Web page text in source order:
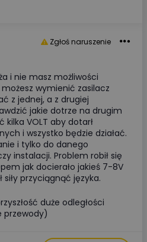
Zgłoś naruszenie
i nie masz możliwości
wymienić zasilacz
z jednej, a z drugiej
jakie dotrze na drugim
VOLT aby dotarł
i wszystko będzie działać.
i tylko do danego
instalacji. Problem robił się
jak docierało jakieś 7-8V
siły przyciągnąć języka.
duże odległości
przewody)